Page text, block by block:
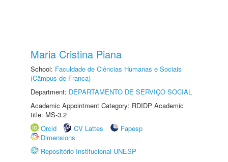
Maria Cristina Piana
School: Faculdade de Ciências Humanas e Sociais
(Câmpus de Franca)
Department: DEPARTAMENTO DE SERVIÇO SOCIAL
Academic Appointment Category: RDIDP Academic
title: MS-3.2
Orcid
CV Lattes
Fapesp
Dimensions
Repositório Institucional UNESP